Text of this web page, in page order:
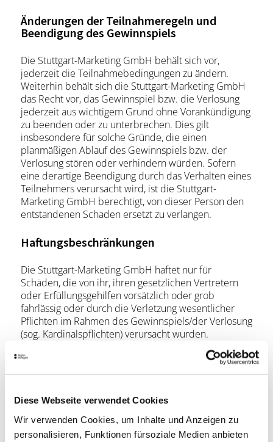
Diese Webseite verwendet Cookies
Wir verwenden Cookies, um Inhalte und Anzeigen zu
personalisieren, Funktionen fürsoziale Medien anbieten
Änderungen der Teilnahmeregeln und
Beendigung des Gewinnspiels
Die Stuttgart-Marketing GmbH behält sich vor,
jederzeit die Teilnahmebedingungen zu ändern.
Weiterhin behält sich die Stuttgart-Marketing GmbH
das Recht vor, das Gewinnspiel bzw. die Verlosung
jederzeit aus wichtigem Grund ohne Vorankündigung
zu beenden oder zu unterbrechen. Dies gilt
insbesondere für solche Gründe, die einen
planmäßigen Ablauf des Gewinnspiels bzw. der
Verlosung stören oder verhindern würden. Sofern
eine derartige Beendigung durch das Verhalten eines
Teilnehmers verursacht wird, ist die Stuttgart-
Marketing GmbH berechtigt, von dieser Person den
entstandenen Schaden ersetzt zu verlangen.
Haftungsbeschränkungen
Die Stuttgart-Marketing GmbH haftet nur für
Schäden, die von ihr, ihren gesetzlichen Vertretern
oder Erfüllungsgehilfen vorsätzlich oder grob
fahrlässig oder durch die Verletzung wesentlicher
Pflichten im Rahmen des Gewinnspiels/der Verlosung
(sog. Kardinalspflichten) verursacht wurden.
Wesentliche Pflichten sind solche, deren Erfüllung zur
Erreichung des Ziels des Gewinnspiels/der Verlosung
notwendig ist. In diesen Fällen ist die Haftung auf den
Schaden beschränkt. Die Haftung der Stuttgart-
Lebens, des Körpers oder der Gesundheit bleibt
davon unberührt.